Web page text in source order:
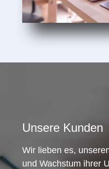
Unsere Kunden
Wir lieben es,
und Wachstum ihrer